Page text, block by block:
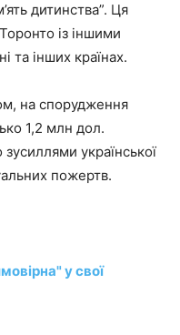
дитинства”. Ця
із іншими
та інших країнах.
на спорудження
1,2 млн дол.
зусиллями української
пожертв.
у свої